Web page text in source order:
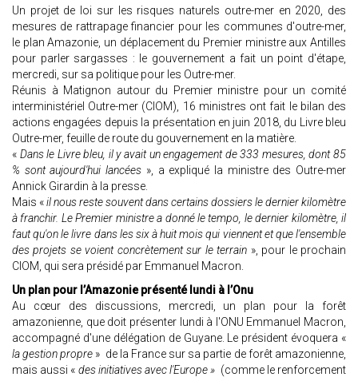
Un projet de loi sur les risques naturels outre-mer en 2020, des
mesures de rattrapage financier pour les communes d'outre-mer,
le plan Amazonie, un déplacement du Premier ministre aux Antilles
pour parler sargasses : le gouvernement a fait un point d'étape,
mercredi, sur sa politique pour les Outre-mer.
Réunis à Matignon autour du Premier ministre pour un comité
interministériel Outre-mer (CIOM), 16 ministres ont fait le bilan des
actions engagées depuis la présentation en juin 2018, du Livre bleu
Outre-mer, feuille de route du gouvernement en la matière.
« Dans le Livre bleu, il y avait un engagement de 333 mesures, dont 85
% sont aujourd'hui lancées », a expliqué la ministre des Outre-mer
Annick Girardin à la presse.
Mais «il nous reste souvent dans certains dossiers le dernier kilomètre
à franchir. Le Premier ministre a donné le tempo, le dernier kilomètre, il
faut qu'on le livre dans les six à huit mois qui viennent et que l'ensemble
des projets se voient concrètement sur le terrain », pour le prochain
CIOM, qui sera présidé par Emmanuel Macron.
Un plan pour l’Amazonie présenté lundi à l’Onu
Au cœur des discussions, mercredi, un plan pour la forêt
amazonienne, que doit présenter lundi à l'ONU Emmanuel Macron,
accompagné d'une délégation de Guyane. Le président évoquera «
la gestion propre » de la France sur sa partie de forêt amazonienne,
mais aussi « des initiatives avec l'Europe » (comme le renforcement